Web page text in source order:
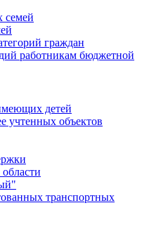
семей
граждан
работникам бюджетной
детей
учтенных объектов
транспортных